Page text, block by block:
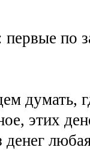
по
думать,
этих